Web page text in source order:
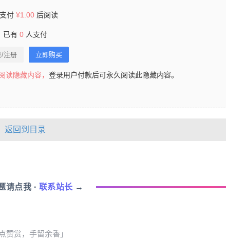
付 ¥1.00 后阅读
已有 0 人支付
/注册 立即购买
读隐藏内容， 登录用户付款后可永久阅读此隐藏内容。
返回到目录
请点我 · 联系站长 →
赞赏，手留余香」